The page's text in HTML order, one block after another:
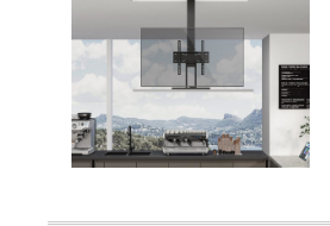
Мен
Charm кардары
Артка
Тапшыраардан мурун сураныч
болуп саналат
Туура эмес
материалдарда ийгиликсиздикке
Сиздин өтүнүчүңүздү алдык жана
Аутентификация жана уруксат
Идентификация текшерилет, сиз
аласыз.